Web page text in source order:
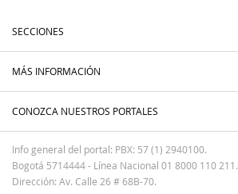
SECCIONES
MÁS INFORMACIÓN
CONOZCA NUESTROS PORTALES
Info general del portal: PBX: 57 (1) 2940100.
Bogotá 5714444 - Línea Nacional 01 8000 110 211.
Dirección: Av. Calle 26 # 68B-70.